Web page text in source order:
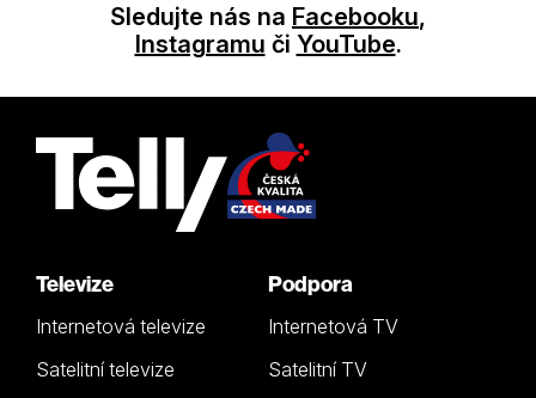
Sledujte nás na Facebooku,
Instagramu či YouTube.
Televize
Internetová televize
Satelitní televize
Podpora
Internetová TV
Satelitní TV